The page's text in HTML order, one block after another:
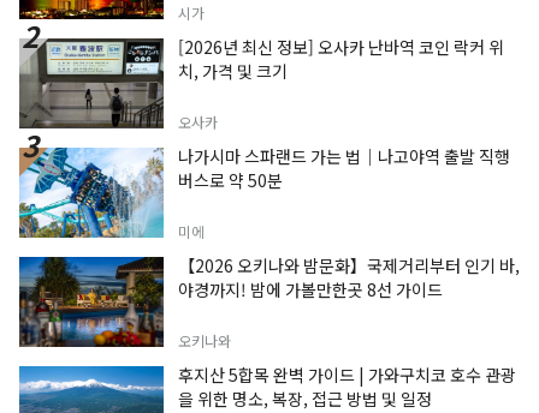
시가
[2026년 최신 정보] 오사카 난바역 코인 락커 위
치, 가격 및 크기
오사카
나가시마 스파랜드 가는 법｜나고야역 출발 직행
버스로 약 50분
미에
【2026 오키나와 밤문화】국제거리부터 인기 바,
야경까지! 밤에 가볼만한곳 8선 가이드
오키나와
후지산 5합목 완벽 가이드 | 가와구치코 호수 관광
을 위한 명소, 복장, 접근 방법 및 일정